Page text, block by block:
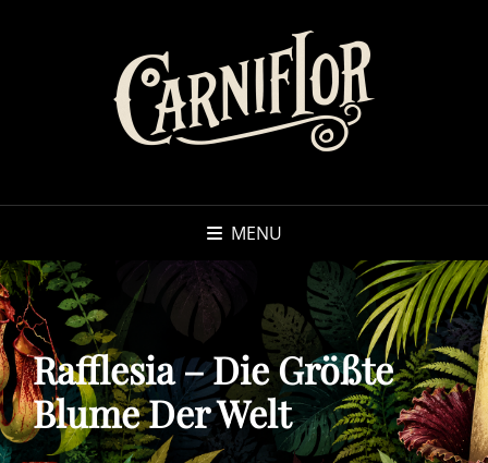
MENU
Rafflesia – Die Größte
Blume Der Welt